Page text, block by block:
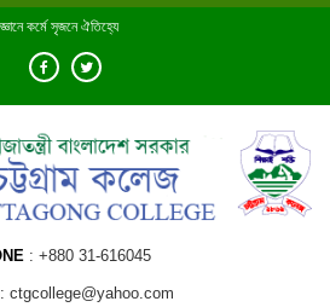
জ্ঞানে কর্মে সৃজনে ঐতিহ্যে
+880 31-616045
ctgcollege@yahoo.com